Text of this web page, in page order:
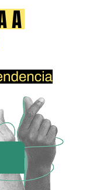
¡Bloquea los
el combustible. Los
hombres y mujeres…
todo y volar hasta
¿Por qué? Porque
Los socialistas
hacen. Se cubren
ya no tan
Murió como un
de si debía decir
Pedro intentó
De verdad lo
Los líderes
poderosa. Y me